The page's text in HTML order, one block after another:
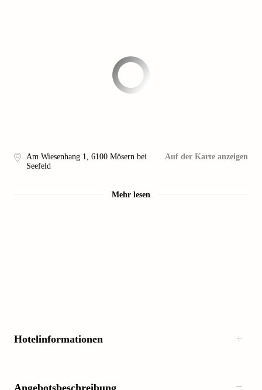
Am Wiesenhang 1, 6100 Mösern bei
Seefeld
Auf der Karte anzeigen
Mehr lesen
Hotelinformationen
Angebotsbeschreibung